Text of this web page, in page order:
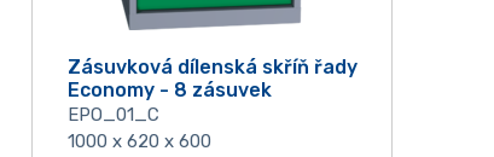
Zásuvková dílenská skříň řady
Economy - 8 zásuvek
EPO_01_C
1000 x 620 x 600